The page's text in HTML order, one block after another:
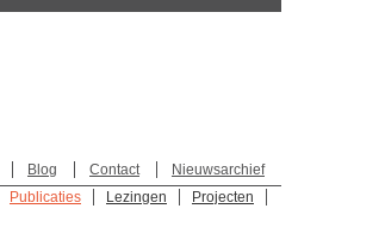
Publicaties
Lezingen Projecten
Blog Contact Nieuwsarchief